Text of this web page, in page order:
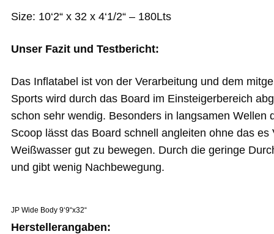
Size: 10‘2“ x 32 x 4‘1/2“ – 180Lts
Unser Fazit und Testbericht:
Das Inflatabel ist von der Verarbeitung und dem
Sports wird durch das Board im Einsteigerbereich
schon sehr wendig. Besonders in langsamen
Scoop lässt das Board schnell angleiten ohne das
Weißwasser gut zu bewegen. Durch die geringe
und gibt wenig Nachbewegung.
JP Wide Body 9‘9“x32“
Herstellerangaben: